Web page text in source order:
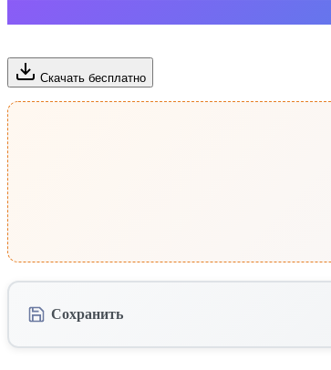
Скачать бесплатно
Сохранить